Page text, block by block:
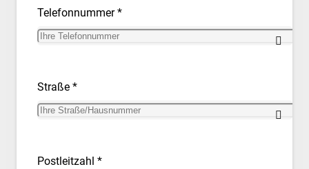
Telefonnummer *
Straße *
Postleitzahl *